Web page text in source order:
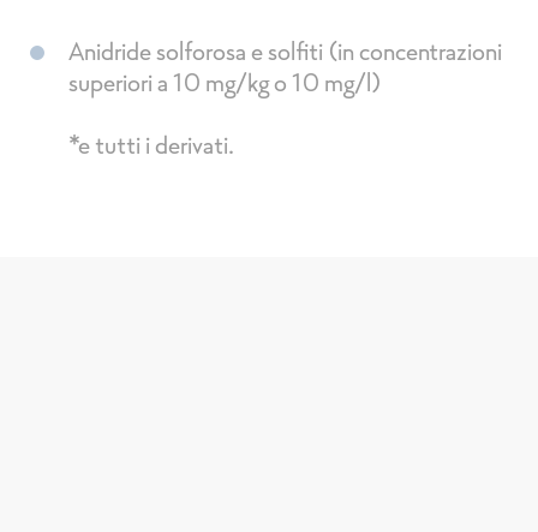
Anidride solforosa e solfiti (in concentrazioni
superiori a 10 mg/kg o 10 mg/l)
*e tutti i derivati.